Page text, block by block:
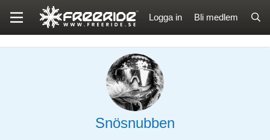
Logga in Bli medlem
Snösnubben